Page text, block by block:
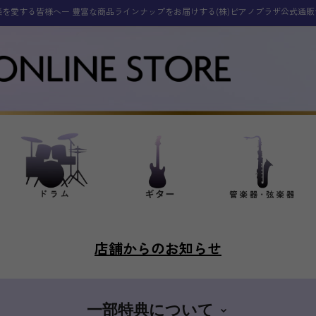
愛する皆様へー 豊富な商品ラインナップをお届けする(株)ピアノプラザ公式通
店舗からのお知らせ
一部特典について